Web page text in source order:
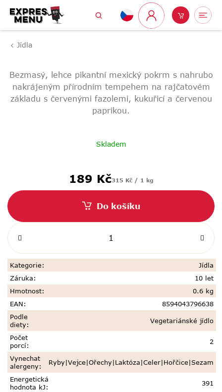
obsah
Hledat
Přihlášení
Nákupní
košík
Jídla
Bezmasý, lehce pikantní mexický pokrm s nahrubo
nakrájeným přírodním tempehem na rajčatovém
základu s červenými fazolemi, kukuřicí a červenou
paprikou.
Skladem
189 KčMěrná
cena:
315 Kč / 1 kg
Do košíku
Kategorie:
Jídla
Záruka:
10 let
Hmotnost:
0.6 kg
EAN:
8594043796638
Podle
diety: Vegetariánské jídlo
Počet
porcí: 2
Vynechat
alergeny: Ryby|Vejce|Ořechy|Laktóza|Celer|Hořčice|Sezam
Energetická
hodnota kJ: 391